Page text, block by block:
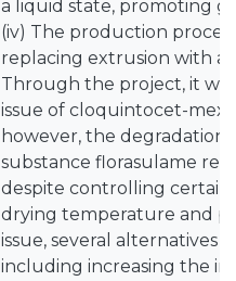
a liquid state, promoting
(iv) The production
replacing extrusion with a
Through the project, it
issue of cloquintocet-
however, the degradation
substance florasulame
despite controlling certain
drying temperature and
issue, several alternatives
including increasing the